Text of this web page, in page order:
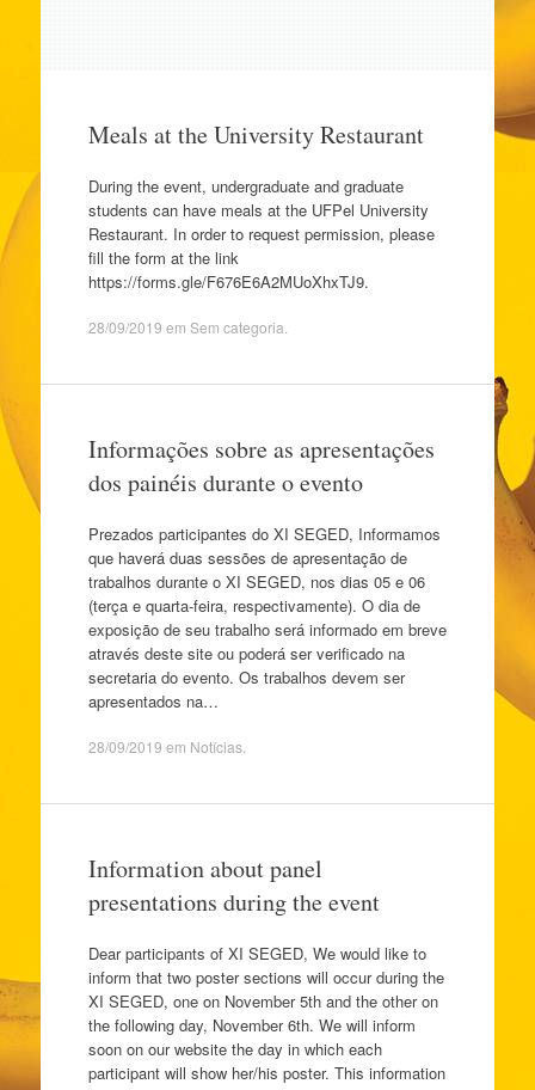
Meals at the University Restaurant
During the event, undergraduate and graduate
students can have meals at the UFPel University
Restaurant. In order to request permission, please
fill the form at the link
https://forms.gle/F676E6A2MUoXhxTJ9.
28/09/2019 em Sem categoria
Informações sobre as apresentações
dos painéis durante o evento
Prezados participantes do XI SEGED, Informamos
que haverá duas sessões de apresentação de
trabalhos durante o XI SEGED, nos dias 05 e 06
(terça e quarta-feira, respectivamente). O dia de
exposição de seu trabalho será informado em breve
através deste site ou poderá ser verificado na
secretaria do evento. Os trabalhos devem ser
apresentados na…
28/09/2019 em Notícias.
Information about panel
presentations during the event
Dear participants of XI SEGED, We would like to
inform that two poster sections will occur during the
XI SEGED, one on November 5th and the other on
the following day, November 6th. We will inform
soon on our website the day in which each
participant will show her/his poster. This information